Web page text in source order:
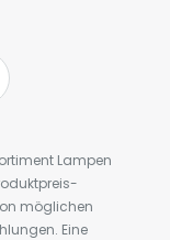
Lampen
möglichen
Eine